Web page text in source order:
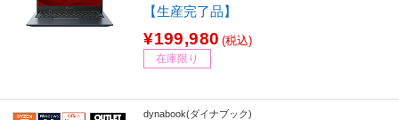
【生産完了品】
¥199,980 (税込)
在庫限り
dynabook(ダイナブック)